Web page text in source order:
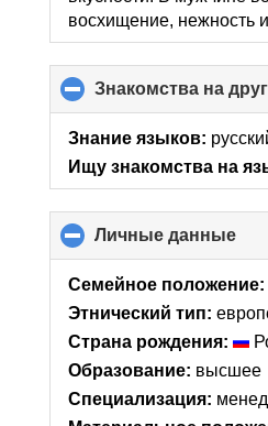
восхищение, нежность
Знакомства на
Знание языков:
Ищу знакомства на
Личные данные
to
Семейное положение:
Этнический тип:
Страна рождения:
Образование: высшее
Специализация: